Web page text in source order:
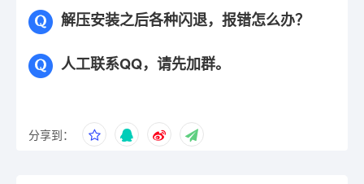
解压安装之后各种闪退，报错怎么办？
人工联系QQ，请先加群。
分享到：